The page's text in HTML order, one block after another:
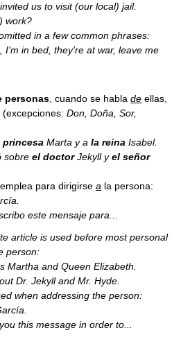
us to visit (our local) jail.
work?
in a few common phrases:
I'm in bed, they're at war, leave me
personas , cuando se hablade ellas,
(excepciones:Don, Doña, Sor,
princesaMarta y ala reina Isabel.
sobreel doctorJekyll yel señor
para dirigirsea la persona:
este mensaje para...
article is used before most personal
person:
Martha and Queen Elizabeth.
Dr. Jekyll and Mr. Hyde.
when addressing the person:
this message in order to...